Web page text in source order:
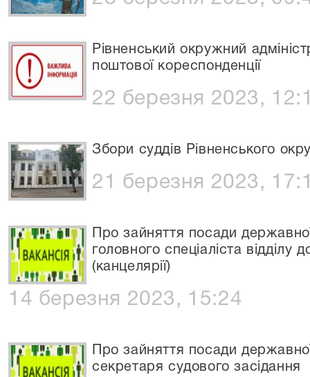
Рівненський окружний
поштової кореспонденції
22 березня 2023,
Збори суддів Рівненського
21 березня 2023,
Про зайняття посади
головного спеціаліста
(канцелярії)
14 березня 2023, 15:24
Про зайняття посади
секретаря судового засідання